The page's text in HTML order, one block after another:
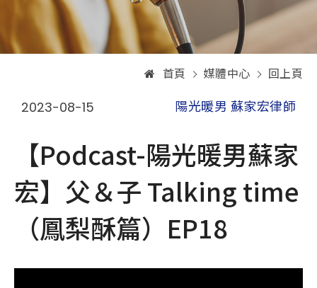
首頁 媒體中心 回上頁
2023-08-15 陽光暖男 蘇家宏律師
【Podcast-陽光暖男蘇家
宏】父＆子 Talking time
（鳳梨酥篇）EP18